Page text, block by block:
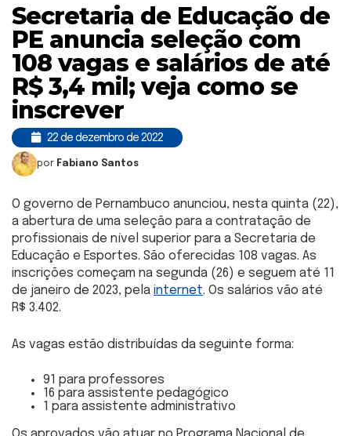
Secretaria de Educação de
PE anuncia seleção com
108 vagas e salários de até
R$ 3,4 mil; veja como se
inscrever
22 de dezembro de 2022
por Fabiano Santos
O governo de Pernambuco anunciou, nesta quinta (22),
a abertura de uma seleção para a contratação de
profissionais de nível superior para a Secretaria de
Educação e Esportes. São oferecidas 108 vagas. As
inscrições começam na segunda (26) e seguem até 11
de janeiro de 2023, pela internet. Os salários vão até
R$ 3.402.
As vagas estão distribuídas da seguinte forma:
91 para professores
16 para assistente pedagógico
1 para assistente administrativo